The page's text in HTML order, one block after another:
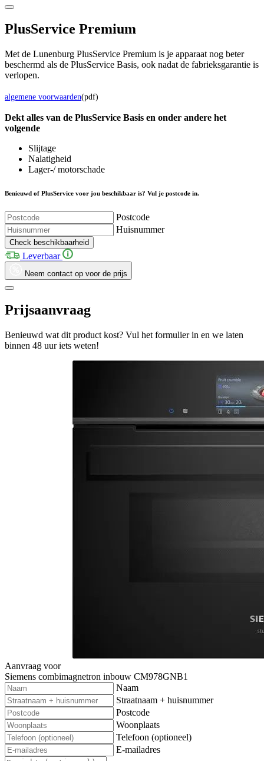
PlusService Premium
Met de Lunenburg PlusService Premium is je apparaat nog beter
beschermd als de PlusService Basis, ook nadat de fabrieksgarantie is
verlopen.
algemene voorwaarden(pdf)
Dekt alles van de PlusService Basis en onder andere het
volgende
Slijtage
Nalatigheid
Lager-/ motorschade
Benieuwd of PlusService voor jou beschikbaar is? Vul je postcode in.
Postcode
Huisnummer
Check beschikbaarheid
Leverbaar
Neem contact op voor de prijs
Prijsaanvraag
Benieuwd wat dit product kost? Vul het formulier in en we laten
binnen 48 uur iets weten!
Aanvraag voor
Siemens combimagnetron inbouw CM978GNB1
Naam
Straatnaam + huisnummer
Postcode
Woonplaats
Telefoon (optioneel)
E-mailadres